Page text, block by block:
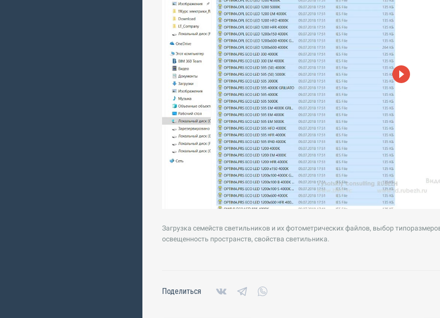
Загрузка семейств светильников и их фотометрических файлов, выбор
освещенность пространств, свойства светильника.
Поделиться